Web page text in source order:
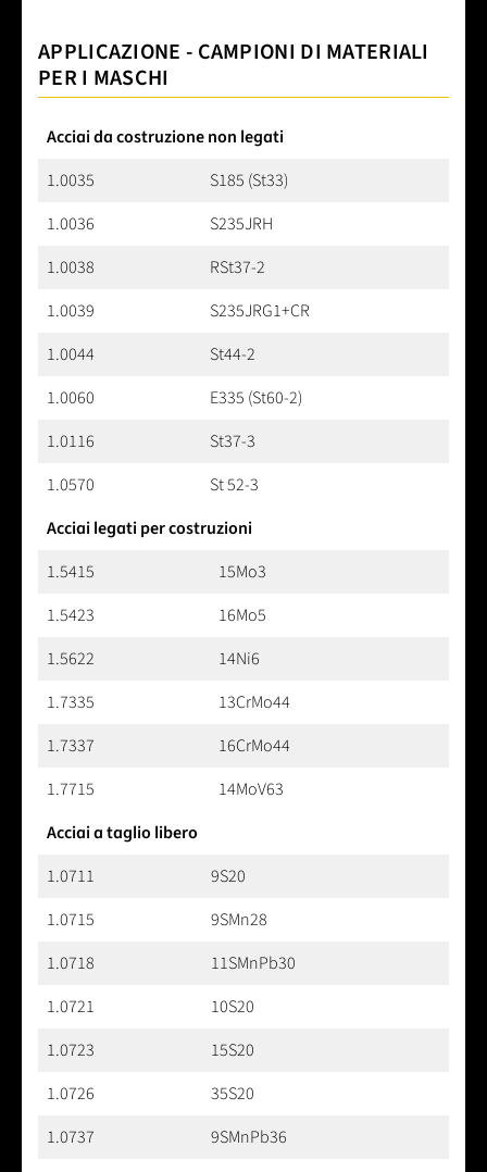
APPLICAZIONE - CAMPIONI DI MATERIALI
PER I MASCHI
Acciai da costruzione non legati
1.0035
S185 (St33)
1.0036
S235JRH
1.0038
RSt37-2
1.0039
S235JRG1+CR
1.0044
St44-2
1.0060
E335 (St60-2)
1.0116
St37-3
1.0570
St 52-3
Acciai legati per costruzioni
1.5415
15Mo3
1.5423
16Mo5
1.5622
14Ni6
1.7335
13CrMo44
1.7337
16CrMo44
1.7715
14MoV63
Acciai a taglio libero
1.0711
9S20
1.0715
9SMn28
1.0718
11SMnPb30
1.0721
10S20
1.0723
15S20
1.0726
35S20
1.0737
9SMnPb36